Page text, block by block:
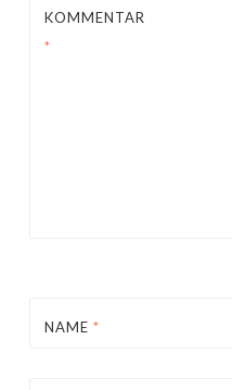
KOMMENTAR
*
NAME *